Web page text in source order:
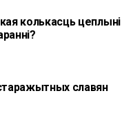
колькасць цеплыні
славян